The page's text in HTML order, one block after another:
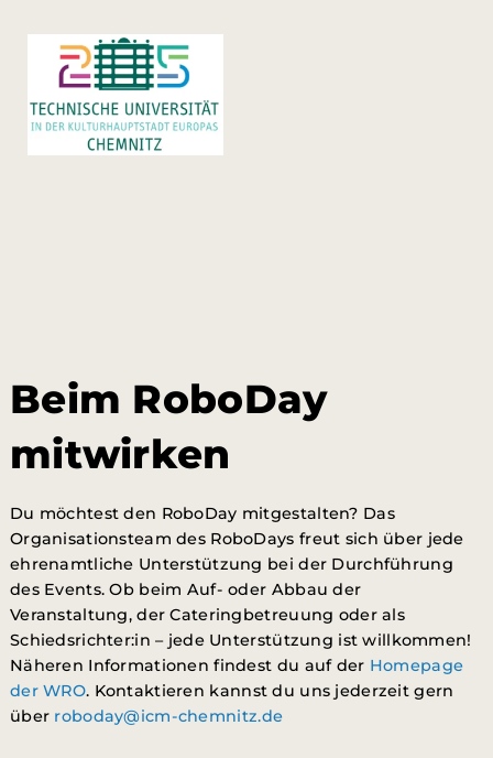
Beim RoboDay
mitwirken
Du möchtest den RoboDay mitgestalten? Das
Organisationsteam des RoboDays freut sich über jede
ehrenamtliche Unterstützung bei der Durchführung
des Events. Ob beim Auf- oder Abbau der
Veranstaltung, der Cateringbetreuung oder als
Schiedsrichter:in – jede Unterstützung ist willkommen!
Näheren Informationen findest du auf der Homepage
der WRO. Kontaktieren kannst du uns jederzeit gern
über roboday@icm-chemnitz.de